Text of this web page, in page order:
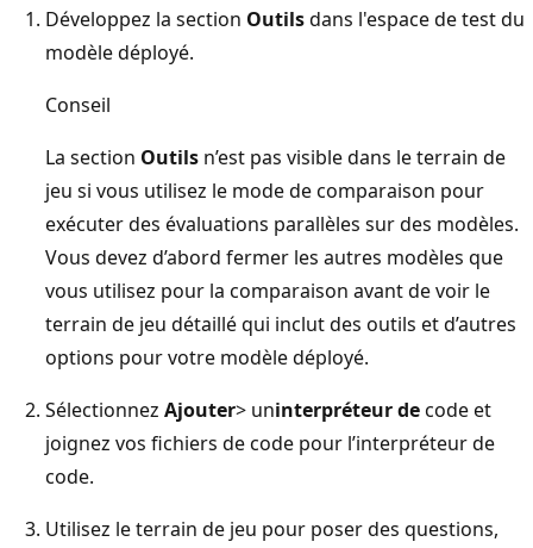
Développez la section Outilsdans l'espace de test du
modèle déployé.
Conseil
La section Outils n’est pas visible dans le terrain de
jeu si vous utilisez le mode de comparaison pour
exécuter des évaluations parallèles sur des modèles.
Vous devez d’abord fermer les autres modèles que
vous utilisez pour la comparaison avant de voir le
terrain de jeu détaillé qui inclut des outils et d’autres
options pour votre modèle déployé.
Sélectionnez Ajouter> uninterpréteur decode et
joignez vos fichiers de code pour l’interpréteur de
code.
Utilisez le terrain de jeu pour poser des questions,